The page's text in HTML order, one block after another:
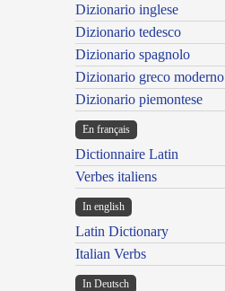
Dizionario inglese
Dizionario tedesco
Dizionario spagnolo
Dizionario greco moderno
Dizionario piemontese
En français
Dictionnaire Latin
Verbes italiens
In english
Latin Dictionary
Italian Verbs
In Deutsch